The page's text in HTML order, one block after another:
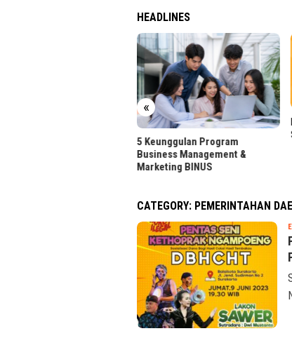
HEADLINES
«
Reseller Layanan Media Sosial,
Sampingan Senyap Gen Z
CATEGORY: PEMERINTAHAN